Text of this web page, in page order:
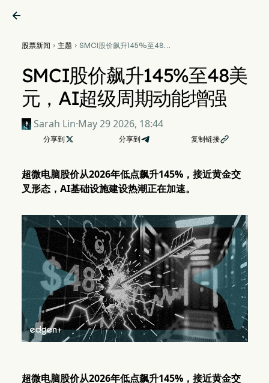

股票新闻  主题  SMCI股价飙升145%至48美
SMCI股价飙升145%至48美
元，AI超级周期动能增强
Sarah Lin·May 29 2026, 18:44
分享到  分享到 复制链接
超微电脑股价从2026年低点飙升145%，接近黄金交
叉形态，AI基础设施建设热潮正在加速。
超微电脑股价从2026年低点飙升145%，接近黄金交